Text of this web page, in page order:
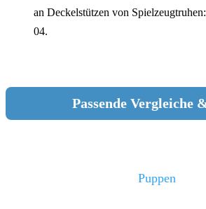
an Deckelstützen von
04.
Passende Vergleiche
Puppen